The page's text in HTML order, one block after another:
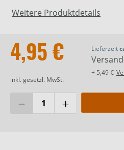
Weitere Produktdetails
4,95 €
inkl. gesetzl. MwSt.
Lieferzeit
+ 5,49 €